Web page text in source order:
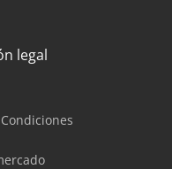
legal